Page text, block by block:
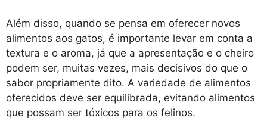
Além disso, quando se pensa em oferecer novos
alimentos aos gatos, é importante levar em conta a
textura e o aroma, já que a apresentação e o cheiro
podem ser, muitas vezes, mais decisivos do que o
sabor propriamente dito. A variedade de alimentos
oferecidos deve ser equilibrada, evitando alimentos
que possam ser tóxicos para os felinos.